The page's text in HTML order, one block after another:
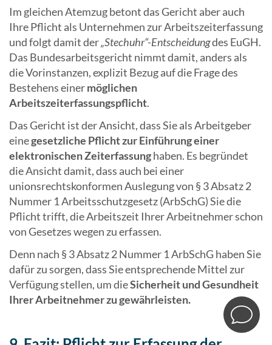
Im gleichen Atemzug betont das Gericht aber auch
Ihre Pflicht als Unternehmen zur Arbeitszeiterfassung
und folgt damit der„Stechuhr“-Entscheidungdes EuGH.
Das Bundesarbeitsgericht nimmt damit, anders als
die Vorinstanzen, explizit Bezug auf die Frage des
Bestehens einermöglichen
Arbeitszeiterfassungspflicht.
Das Gericht ist der Ansicht, dass Sie als Arbeitgeber
einegesetzliche Pflicht zur Einführung einer
elektronischen Zeiterfassunghaben. Es begründet
die Ansicht damit, dass auch bei einer
unionsrechtskonformen Auslegung von § 3 Absatz 2
Nummer 1 Arbeitsschutzgesetz (ArbSchG) Sie die
Pflicht trifft, die Arbeitszeit Ihrer Arbeitnehmer schon
von Gesetzes wegen zu erfassen.
Denn nach § 3 Absatz 2 Nummer 1 ArbSchG haben Sie
dafür zu sorgen, dass Sie entsprechende Mittel zur
Verfügung stellen, um dieSicherheit und Gesundheit
Ihrer Arbeitnehmer zu gewährleisten.